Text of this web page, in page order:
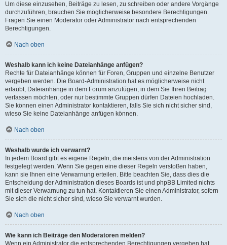
Um diese einzusehen, Beiträge zu lesen, zu schreiben oder andere Vorgänge
durchzuführen, brauchen Sie möglicherweise besondere Berechtigungen.
Fragen Sie einen Moderator oder Administrator nach entsprechenden
Berechtigungen.
Nach oben
Weshalb kann ich keine Dateianhänge anfügen?
Rechte für Dateianhänge können für Foren, Gruppen und einzelne Benutzer
vergeben werden. Die Board-Administration hat es möglicherweise nicht
erlaubt, Dateianhänge in dem Forum anzufügen, in dem Sie Ihren Beitrag
verfassen möchten, oder nur bestimmte Gruppen dürfen Dateien hochladen.
Sie können einen Administrator kontaktieren, falls Sie sich nicht sicher sind,
wieso Sie keine Dateianhänge anfügen können.
Nach oben
Weshalb wurde ich verwarnt?
In jedem Board gibt es eigene Regeln, die meistens von der Administration
festgelegt werden. Wenn Sie gegen eine dieser Regeln verstoßen haben,
kann sie Ihnen eine Verwarnung erteilen. Bitte beachten Sie, dass dies die
Entscheidung der Administration dieses Boards ist und phpBB Limited nichts
mit dieser Verwarnung zu tun hat. Kontaktieren Sie einen Administrator, sofern
Sie sich die nicht sicher sind, wieso Sie verwarnt wurden.
Nach oben
Wie kann ich Beiträge den Moderatoren melden?
Wenn ein Administrator die entsprechenden Berechtigungen vergeben hat,